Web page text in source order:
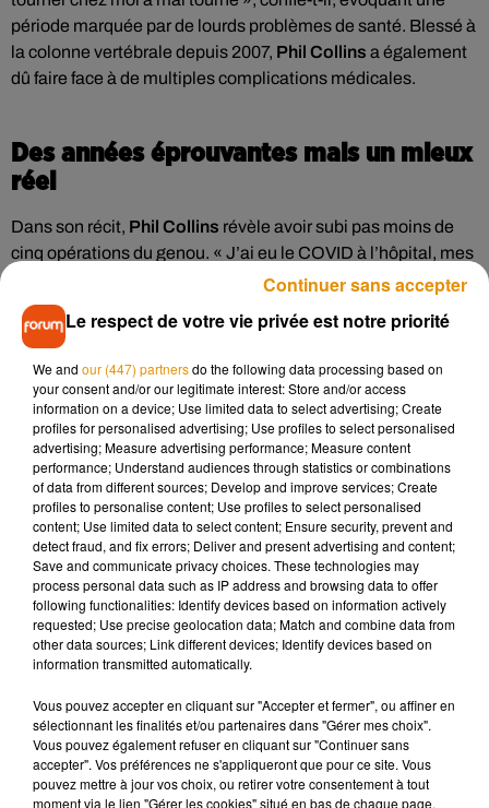
période marquée par de lourds problèmes de santé. Blessé à
la colonne vertébrale depuis 2007, Phil Collins a également
dû faire face à de multiples complications médicales.
Des années éprouvantes mais un mieux
réel
Dans son récit, Phil Collins révèle avoir subi pas moins de
cinq opérations du genou. « J’ai eu le COVID à l’hôpital, mes
reins ont commencé à défaillir… tout semblait arriver en
même temps », explique-t-il avec lucidité. Longtemps
diminué physiquement, le chanteur assure toutefois que la
maintenant. Je peux marcher, même si j’ai encore besoin
d’aide », précise-t-il.
Ces nouvelles sont un véritable soulagement pour les fans,
inquiets pour lasanté de Phil Collins. L’artiste affirme
aujourd’hui se sentir « totalement mobile » et retrouver
progressivement de l’énergie. S’il reste sous surveillance
médicale constante, notamment en raison d’un diabète de
type 2, le musicien semble aborder cette nouvelle étape
avec plus de sérénité.
Mieux encore,Phil Collinsn’exclut pas un retour à la création
musicale. « J’ai des morceaux à moitié finis, d’autres
Vous verrez », confie-t-il, prudent mais optimiste. Aucun
projet concret n’est encore annoncé, mais cette ouverture
laisse espérer une suite artistique, même modeste.
Le respect de votre vie privée est notre priorité
We and our (447) partnersdo the following data processing based on
your consent and/or our legitimate interest: Store and/or access
information on a device; Use limited data to select advertising; Create
profiles for personalised advertising; Use profiles to select personalised
advertising; Measure advertising performance; Measure content
performance; Understand audiences through statistics or combinations
of data from different sources; Develop and improve services; Create
profiles to personalise content; Use profiles to select personalised
content; Use limited data to select content; Ensure security, prevent and
detect fraud, and fix errors; Deliver and present advertising and content;
Save and communicate privacy choices. These technologies may
process personal data such as IP address and browsing data to offer
following functionalities: Identify devices based on information actively
requested; Use precise geolocation data; Match and combine data from
other data sources; Link different devices; Identify devices based on
information transmitted automatically.
Vous pouvez accepter en cliquant sur "Accepter et fermer", ou affiner en
sélectionnant les finalités et/ou partenaires dans "Gérer mes choix".
Vous pouvez également refuser en cliquant sur "Continuer sans
accepter". Vos préférences ne s'appliqueront que pour ce site. Vous
pouvez mettre à jour vos choix, ou retirer votre consentement à tout
moment via le lien "Gérer les cookies" situé en bas de chaque page.
Continuer sans accepter